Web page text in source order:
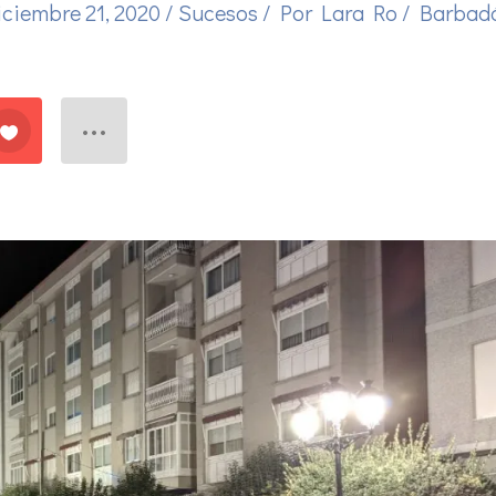
21, 2020 / Sucesos / Por Lara Ro /